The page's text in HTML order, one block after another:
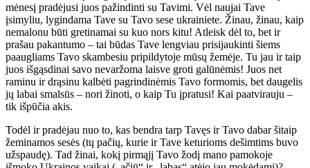
mėnesį pradėjusi juos pažindinti su Tavimi. Vėl naujai Tave
įsimyliu, lygindama Tave su Tavo sese ukrainiete. Žinau, žinau, kaip
nemalonu būti gretinamai su kuo nors kitu! Atleisk dėl to, bet ir
prašau pakantumo – tai būdas Tave lengviau prisijaukinti šiems
paaugliams Tavo skambesiu pripildytoje mūsų žemėje. Tu jau ir taip
juos išgąsdinai savo nevaržoma laisve groti galūnėmis! Juos net
raminu ir drąsinu kalbėti pagrindinėmis Tavo formomis, bet daugelis
jų labai smalsūs – nori žinoti, o kaip Tu įpratusi! Kai paatvirauju –
tik išpūčia akis.
Todėl ir pradėjau nuo to, kas bendra tarp Tavęs ir Tavo dabar šitaip
žeminamos sesės (tų pačių, kurie ir Tave keturioms dešimtims buvo
užspaudę). Tad žinai, kokį pirmąjį Tavo žodį mano pamokoje